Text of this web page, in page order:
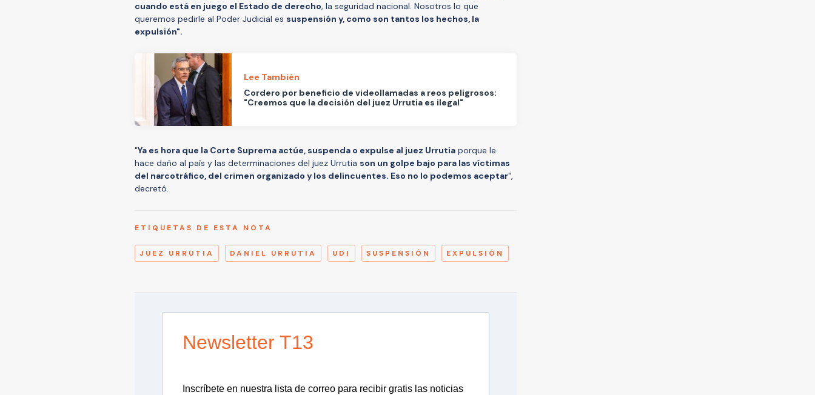
cuando está en juego el Estado de derecho, la seguridad nacional. Nosotros lo que
queremos pedirle al Poder Judicial es suspensión y, como son tantos los hechos, la
expulsión".
Lee También
Cordero por beneficio de videollamadas a reos peligrosos:
"Creemos que la decisión del juez Urrutia es ilegal"
"Ya es hora que la Corte Suprema actúe, suspenda o expulse al juez Urrutia porque le
hace daño al país y las determinaciones del juez Urrutia son un golpe bajo para las víctimas
del narcotráfico, del crimen organizado y los delincuentes. Eso no lo podemos aceptar",
decretó.
ETIQUETAS DE ESTA NOTA
JUEZ URRUTIA DANIEL URRUTIA UDI SUSPENSIÓN EXPULSIÓN
Newsletter T13
Inscríbete en nuestra lista de correo para recibir gratis las noticias